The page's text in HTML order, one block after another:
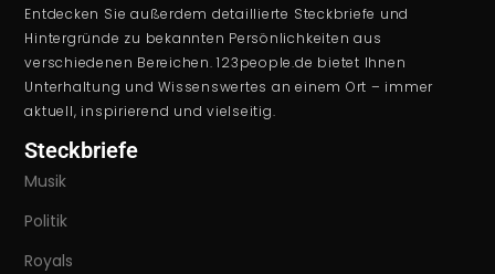
Entdecken Sie außerdem detaillierte Steckbriefe und
Hintergründe zu bekannten Persönlichkeiten aus
verschiedenen Bereichen. 123people.de bietet Ihnen
Unterhaltung und Wissenswertes an einem Ort – immer
aktuell, inspirierend und vielseitig.
Steckbriefe
Musik
Politik
Royals